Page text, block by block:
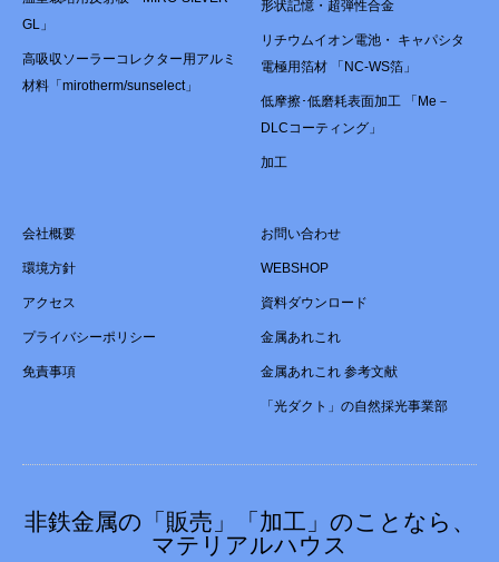
GL」
高吸収ソーラーコレクター用アルミ
材料「mirotherm/sunselect」
形状記憶・超弾性合金
リチウムイオン電池・ キャパシタ
電極用箔材 「NC-WS箔」
低摩擦･低磨耗表面加工 「Me－
DLCコーティング」
加工
会社概要
環境方針
アクセス
プライバシーポリシー
免責事項
お問い合わせ
WEBSHOP
資料ダウンロード
金属あれこれ
金属あれこれ 参考文献
「光ダクト」の自然採光事業部
非鉄金属の「販売」「加工」のことなら、
マテリアルハウス